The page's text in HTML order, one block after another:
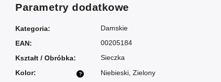
Parametry dodatkowe
Kategoria:
Damskie
EAN:
00205184
Kształt / Obróbka: Sieczka
?
Kolor: Niebieski Zielony